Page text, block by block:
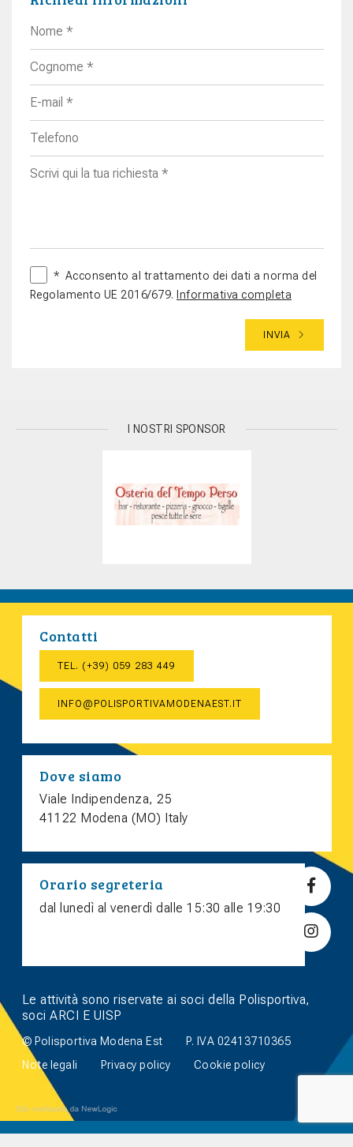
* Acconsento al trattamento dei dati a norma del
Regolamento UE 2016/679. Informativa completa
INVIA
I NOSTRI SPONSOR
Contatti
TEL. (+39) 059 283 449
INFO@POLISPORTIVAMODENAEST.IT
Dove siamo
Viale Indipendenza, 25
41122 Modena (MO) Italy
Orario segreteria
dal lunedì al venerdì dalle 15:30 alle 19:30
Le attività sono riservate ai soci della Polisportiva,
soci ARCI E UISP
© Polisportiva Modena Est
P. IVA 02413710365
Note legali
Privacy policy Cookie policy